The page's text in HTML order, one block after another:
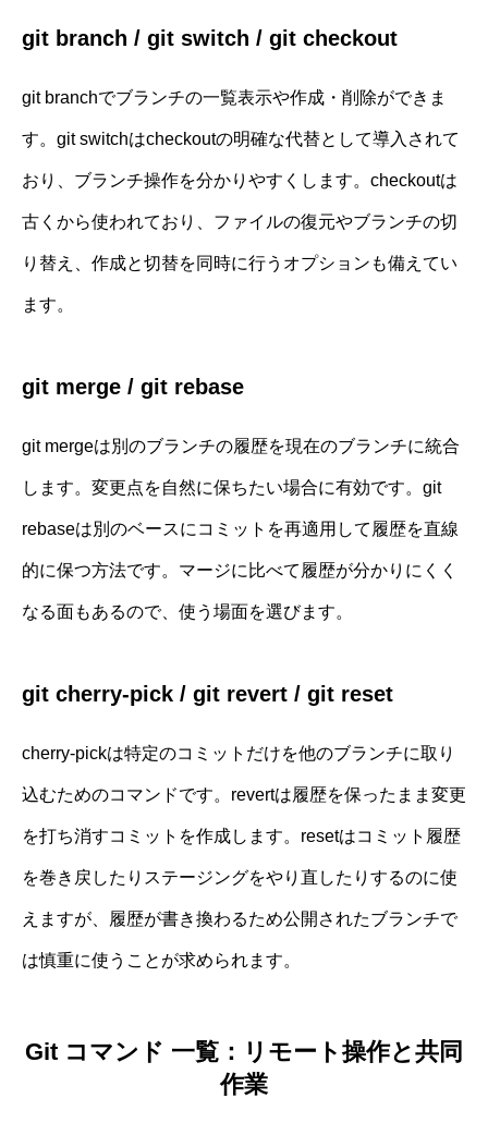
git branch / git switch / git checkout
git branchでブランチの一覧表示や作成・削除ができま
す。git switchはcheckoutの明確な代替として導入されて
おり、ブランチ操作を分かりやすくします。checkoutは
古くから使われており、ファイルの復元やブランチの切
り替え、作成と切替を同時に行うオプションも備えてい
ます。
git merge / git rebase
git mergeは別のブランチの履歴を現在のブランチに統合
します。変更点を自然に保ちたい場合に有効です。git
rebaseは別のベースにコミットを再適用して履歴を直線
的に保つ方法です。マージに比べて履歴が分かりにくく
なる面もあるので、使う場面を選びます。
git cherry-pick / git revert / git reset
cherry-pickは特定のコミットだけを他のブランチに取り
込むためのコマンドです。revertは履歴を保ったまま変更
を打ち消すコミットを作成します。resetはコミット履歴
を巻き戻したりステージングをやり直したりするのに使
えますが、履歴が書き換わるため公開されたブランチで
は慎重に使うことが求められます。
Git コマンド 一覧：リモート操作と共同
作業